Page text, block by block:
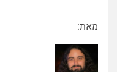
מאת: